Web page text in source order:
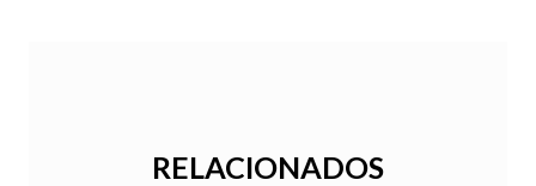
RELACIONADOS